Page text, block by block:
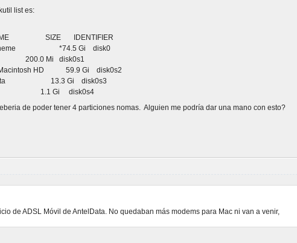
list es:
SIZE IDENTIFIER
*74.5 Gi disk0
Mi disk0s1
HD 59.9 Gi disk0s2
Data 13.3 Gi disk0s3
1.1 Gi disk0s4
de poder tener 4 particiones nomas. Alguien me podría dar una mano con esto?
de ADSL Móvil de AntelData. No quedaban más modems para Mac ni van a venir,